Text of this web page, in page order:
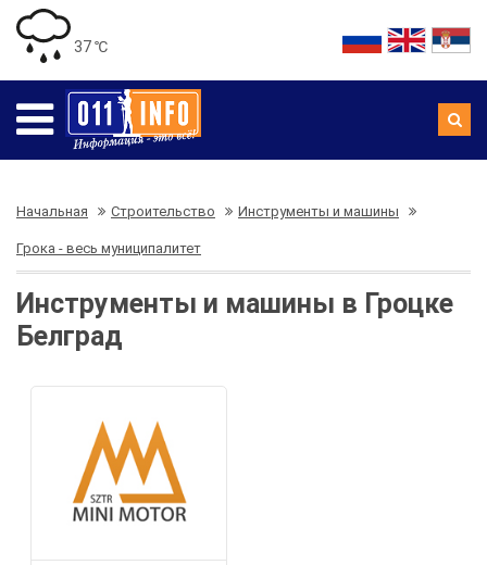
37 ℃
Начальная Строительство Инструменты и машины
Грока - весь муниципалитет
Инструменты и машины в Гроцке
Белград